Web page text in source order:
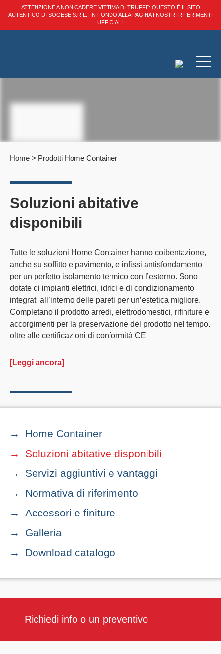
ATTENZIONE A NON CADERE VITTIMA DI TRUFFE: QUESTO È IL SITO
AUTENTICO DI SOGESE S.R.L., IN FONDO ALLA PAGINA I NOSTRI RIFERIMENTI
UFFICIALI.
Home > Prodotti Home Container
Soluzioni abitative
disponibili
Tutte le soluzioni Home Container hanno coibentazione,
anche su soffitto e pavimento, e infissi antisfondamento
per un perfetto isolamento termico con l’esterno. Sono
dotate di impianti elettrici, idrici e di condizionamento
integrati all’interno delle pareti per un’estetica migliore.
Completano il prodotto arredi, elettrodomestici, rifiniture e
accorgimenti per la preservazione del prodotto nel tempo,
oltre alle certificazioni di conformità CE.
[Leggi ancora]
Home Container
Soluzioni abitative disponibili
Servizi aggiuntivi e vantaggi
Normativa di riferimento
Accessori e finiture
Galleria
Download catalogo
Richiedi info o un preventivo